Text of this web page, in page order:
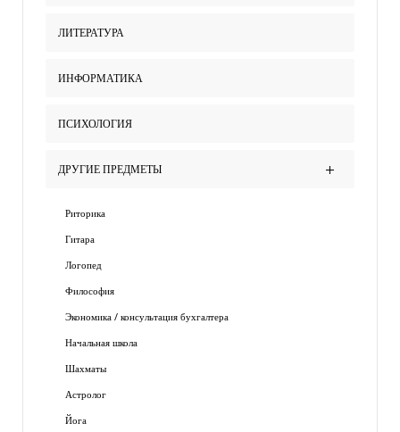
ЛИТЕРАТУРА
ИНФОРМАТИКА
ПСИХОЛОГИЯ
ДРУГИЕ ПРЕДМЕТЫ
Риторика
Гитара
Логопед
Философия
Экономика / консультация бухгалтера
Начальная школа
Шахматы
Астролог
Йога